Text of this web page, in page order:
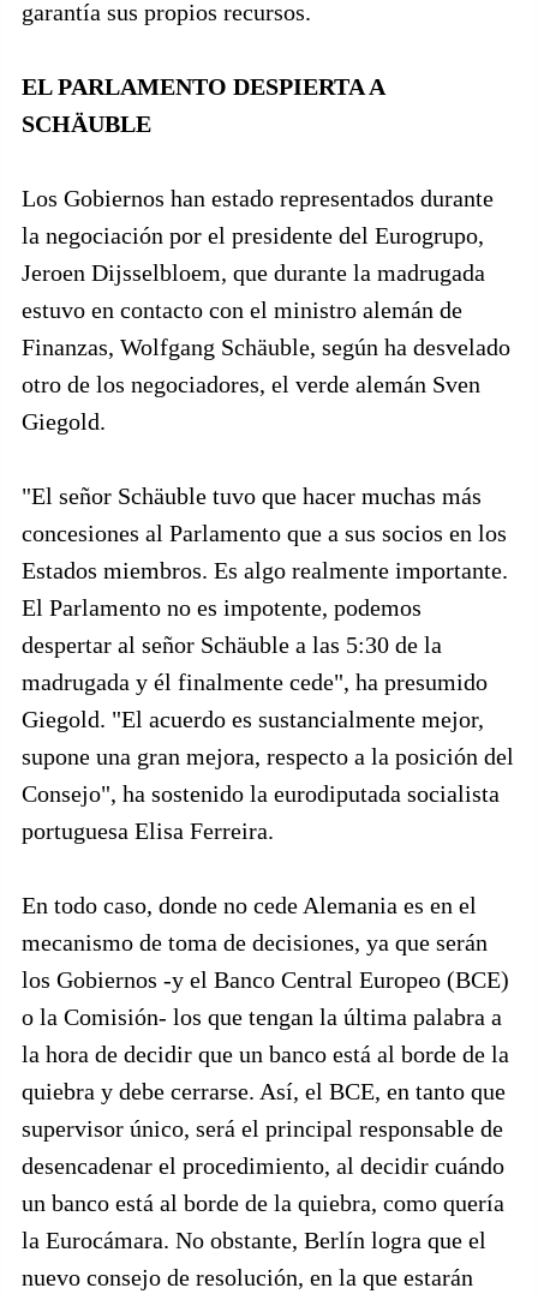
garantía sus propios recursos.
EL PARLAMENTO DESPIERTA A
SCHÄUBLE
Los Gobiernos han estado representados durante
la negociación por el presidente del Eurogrupo,
Jeroen Dijsselbloem, que durante la madrugada
estuvo en contacto con el ministro alemán de
Finanzas, Wolfgang Schäuble, según ha desvelado
otro de los negociadores, el verde alemán Sven
Giegold.
"El señor Schäuble tuvo que hacer muchas más
concesiones al Parlamento que a sus socios en los
Estados miembros. Es algo realmente importante.
El Parlamento no es impotente, podemos
despertar al señor Schäuble a las 5:30 de la
madrugada y él finalmente cede", ha presumido
Giegold. "El acuerdo es sustancialmente mejor,
supone una gran mejora, respecto a la posición del
Consejo", ha sostenido la eurodiputada socialista
portuguesa Elisa Ferreira.
En todo caso, donde no cede Alemania es en el
mecanismo de toma de decisiones, ya que serán
los Gobiernos -y el Banco Central Europeo (BCE)
o la Comisión- los que tengan la última palabra a
la hora de decidir que un banco está al borde de la
quiebra y debe cerrarse. Así, el BCE, en tanto que
supervisor único, será el principal responsable de
desencadenar el procedimiento, al decidir cuándo
un banco está al borde de la quiebra, como quería
la Eurocámara. No obstante, Berlín logra que el
nuevo consejo de resolución, en la que estarán